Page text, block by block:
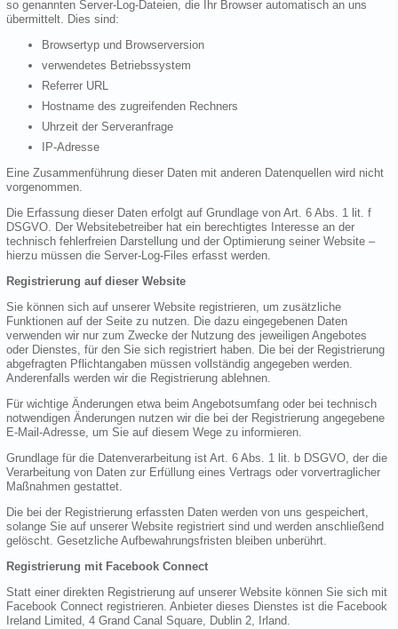
so genannten Server-Log-Dateien, die Ihr Browser automatisch an uns
übermittelt. Dies sind:
Browsertyp und Browserversion
verwendetes Betriebssystem
Referrer URL
Hostname des zugreifenden Rechners
Uhrzeit der Serveranfrage
IP-Adresse
Eine Zusammenführung dieser Daten mit anderen Datenquellen wird nicht
vorgenommen.
Die Erfassung dieser Daten erfolgt auf Grundlage von Art. 6 Abs. 1 lit. f
DSGVO. Der Websitebetreiber hat ein berechtigtes Interesse an der
technisch fehlerfreien Darstellung und der Optimierung seiner Website –
hierzu müssen die Server-Log-Files erfasst werden.
Registrierung auf dieser Website
Sie können sich auf unserer Website registrieren, um zusätzliche
Funktionen auf der Seite zu nutzen. Die dazu eingegebenen Daten
verwenden wir nur zum Zwecke der Nutzung des jeweiligen Angebotes
oder Dienstes, für den Sie sich registriert haben. Die bei der Registrierung
abgefragten Pflichtangaben müssen vollständig angegeben werden.
Anderenfalls werden wir die Registrierung ablehnen.
Für wichtige Änderungen etwa beim Angebotsumfang oder bei technisch
notwendigen Änderungen nutzen wir die bei der Registrierung angegebene
E-Mail-Adresse, um Sie auf diesem Wege zu informieren.
Grundlage für die Datenverarbeitung ist Art. 6 Abs. 1 lit. b DSGVO, der die
Verarbeitung von Daten zur Erfüllung eines Vertrags oder vorvertraglicher
Maßnahmen gestattet.
Die bei der Registrierung erfassten Daten werden von uns gespeichert,
solange Sie auf unserer Website registriert sind und werden anschließend
gelöscht. Gesetzliche Aufbewahrungsfristen bleiben unberührt.
Registrierung mit Facebook Connect
Statt einer direkten Registrierung auf unserer Website können Sie sich mit
Facebook Connect registrieren. Anbieter dieses Dienstes ist die Facebook
Ireland Limited, 4 Grand Canal Square, Dublin 2, Irland.